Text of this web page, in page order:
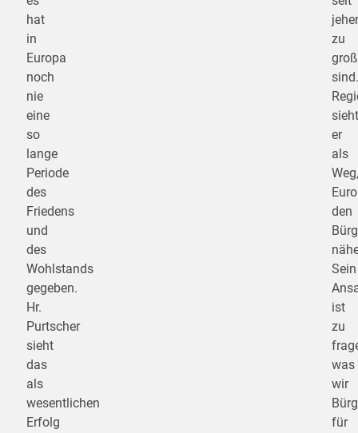
hat
in
Europa
noch
nie
eine
so
lange
Periode
des
Friedens
und
des
Wohlstands
gegeben.
Hr.
Purtscher
sieht
das
als
wesentlichen
Erfolg
jeher
zu
sind.
sieht
er
als
Weg,
den
Sein
ist
zu
was
wir
für